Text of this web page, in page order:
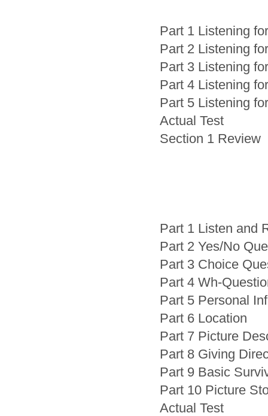
Part 1 Listening
Part 2 Listening
Part 3 Listening
Part 4 Listening
Part 5 Listening
Actual Test
Section 1 Review
Part 1 Listen and
Part 2 Yes/No
Part 3 Choice
Part 4 Wh-
Part 5 Personal
Part 6 Location
Part 7 Picture
Part 8 Giving
Part 9 Basic
Part 10 Picture
Actual Test